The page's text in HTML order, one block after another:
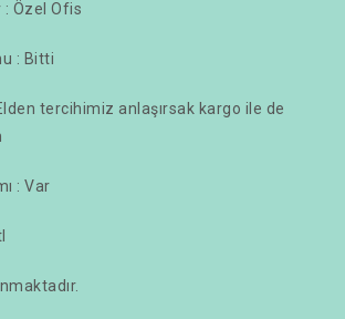
: Özel Ofis
: Bitti
tercihimiz anlaşırsak kargo ile de
: Var